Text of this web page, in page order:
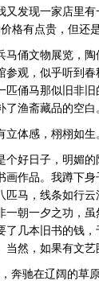
现一家店里有
格有点贵，但还
文物展览，陶
参观，似乎听到
匹俑马那似旧非
渔斋藏品的空白
感，栩栩如生
日子，明媚的
作品。我蹲下
匹马，线条如行
一朝一夕之功，
了几本旧书的钱
然，如果有文
驰在辽阔的草